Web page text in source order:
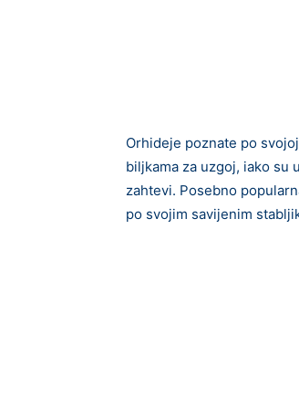
Orhideje poznate po
biljkama za uzgoj, iako su
zahtevi. Posebno
po svojim savijenim